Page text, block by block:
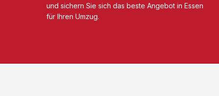
und sichern Sie sich das beste Angebot in Essen
für Ihren Umzug.